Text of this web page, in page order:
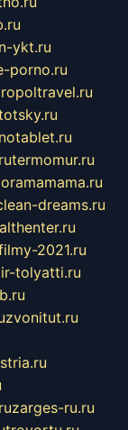
ykt.ru
porno.ru
termomur.ru
dreams.ru
2021.ru
tolyatti.ru
zvonitut.ru
zarges-ru.ru